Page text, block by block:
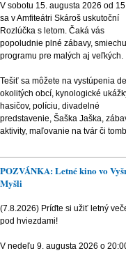
V sobotu 15. augusta 2026 od
sa v Amfiteátri Skároš uskutoční
Rozlúčka s letom. Čaká vás
popoludnie plné zábavy,
programu pre malých aj veľkých.
Tešiť sa môžete na vystúpenia
okolitých obcí, kynologické
hasičov, políciu, divadelné
predstavenie, Šaška Jaška,
aktivity, maľovanie na tvár či
POZVÁNKA: Letné kino vo
Myšli
(7.8.2026) Príďte si užiť letný
pod hviezdami!
V nedeľu 9. augusta 2026 o